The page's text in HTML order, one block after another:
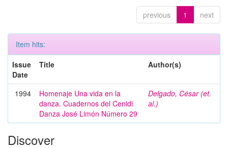
previous 1 next
Item hits:
Issue
Date
Title Author(s)
1994
Homenaje Una vida en la
danza. Cuadernos del Cenidi
Danza José Limón Número 29
Delgado, César (et.
al.)
Discover